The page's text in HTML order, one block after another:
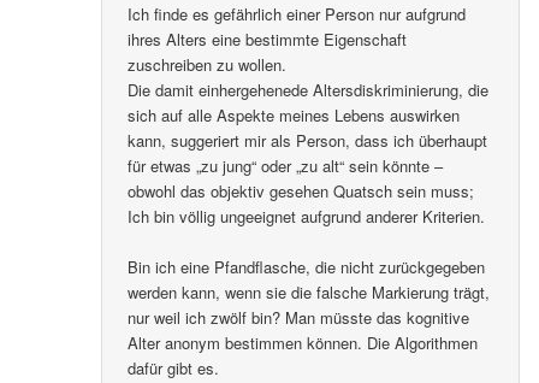
Ich finde es gefährlich einer Person nur aufgrund
ihres Alters eine bestimmte Eigenschaft
zuschreiben zu wollen.
Die damit einhergehenede Altersdiskriminierung, die
sich auf alle Aspekte meines Lebens auswirken
kann, suggeriert mir als Person, dass ich überhaupt
für etwas „zu jung“ oder „zu alt“ sein könnte –
obwohl das objektiv gesehen Quatsch sein muss;
Ich bin völlig ungeeignet aufgrund anderer Kriterien.
Bin ich eine Pfandflasche, die nicht zurückgegeben
werden kann, wenn sie die falsche Markierung trägt,
nur weil ich zwölf bin? Man müsste das kognitive
Alter anonym bestimmen können. Die Algorithmen
dafür gibt es.